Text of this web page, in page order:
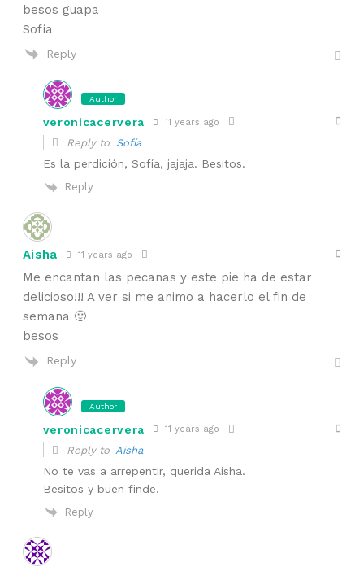
besos guapa
Sofía
Reply
Author
veronicacervera 11 years ago
Reply to Sofía
Es la perdición, Sofía, jajaja. Besitos.
Reply
Aisha 11 years ago
Me encantan las pecanas y este pie ha de estar
delicioso!!! A ver si me animo a hacerlo el fin de
semana 🙂
besos
Reply
Author
veronicacervera 11 years ago
Reply to Aisha
No te vas a arrepentir, querida Aisha.
Besitos y buen finde.
Reply